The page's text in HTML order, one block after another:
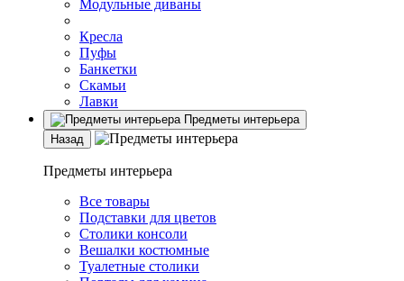
Модульные диваны
Кресла
Пуфы
Банкетки
Скамьи
Лавки
Предметы интерьера
Назад
Предметы интерьера
Все товары
Подставки для цветов
Столики консоли
Вешалки костюмные
Туалетные столики